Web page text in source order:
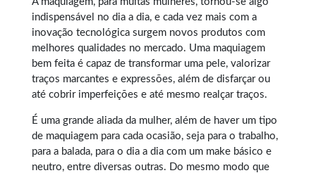
indispensável no dia a dia, e cada vez mais com a
inovação tecnológica surgem novos produtos com
melhores qualidades no mercado. Uma maquiagem
bem feita é capaz de transformar uma pele, valorizar
traços marcantes e expressões, além de disfarçar ou
até cobrir imperfeições e até mesmo realçar traços.
É uma grande aliada da mulher, além de haver um tipo
de maquiagem para cada ocasião, seja para o trabalho,
para a balada, para o dia a dia com um make básico e
neutro, entre diversas outras. Do mesmo modo que